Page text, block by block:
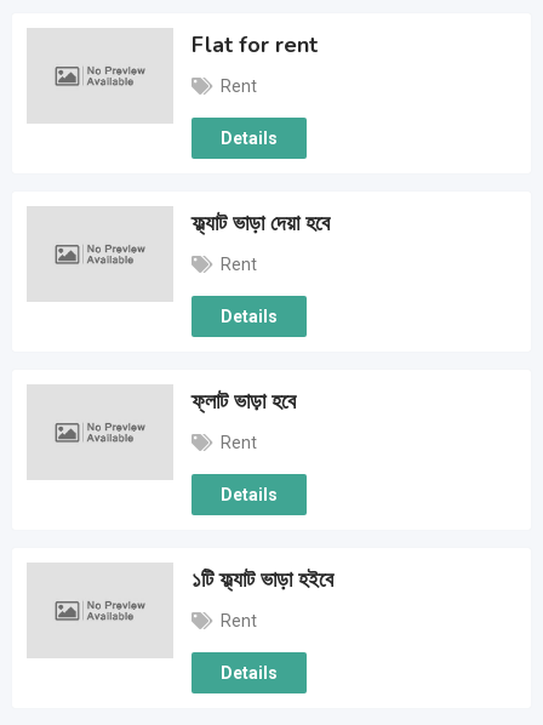
Flat for rent
Rent
Details
ফ্ল্যাট ভাড়া দেয়া হবে
Rent
Details
ফ্লাট ভাড়া হবে
Rent
Details
১টি ফ্ল্যাট ভাড়া হইবে
Rent
Details